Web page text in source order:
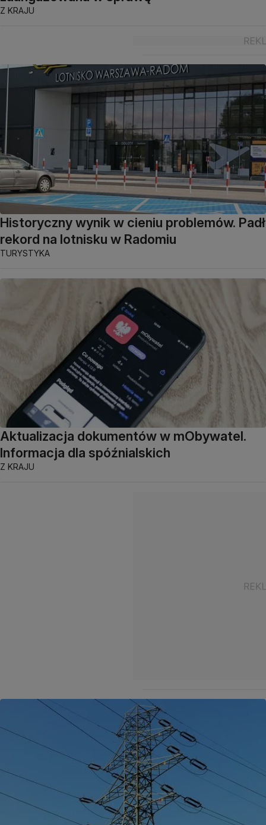
Z KRAJU
Historyczny wynik w cieniu problemów. Padł
rekord na lotnisku w Radomiu
TURYSTYKA
Aktualizacja dokumentów w mObywatel.
Informacja dla spóźnialskich
Z KRAJU